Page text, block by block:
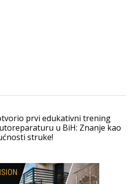
prvi edukativni trening
u BiH: Znanje kao
struke!